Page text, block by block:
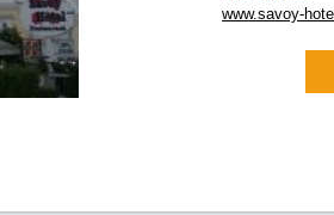
www.savoy-